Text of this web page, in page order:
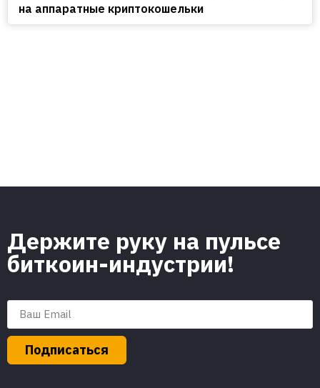
на аппаратные криптокошельки
Держите руку на пульсе
биткоин-индустрии!
Подписаться